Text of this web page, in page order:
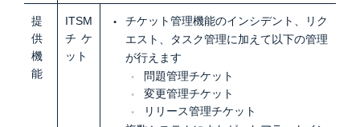
提
供
機
能
ITSM
チケ
ット
チケット管理機能のインシデント、リク
エスト、タスク管理に加えて以下の管理
が行えます
問題管理チケット
変更管理チケット
リリース管理チケット